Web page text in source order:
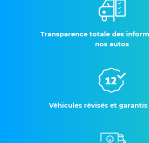
Transparence totale des
nos autos
Véhicules révisés et garantis